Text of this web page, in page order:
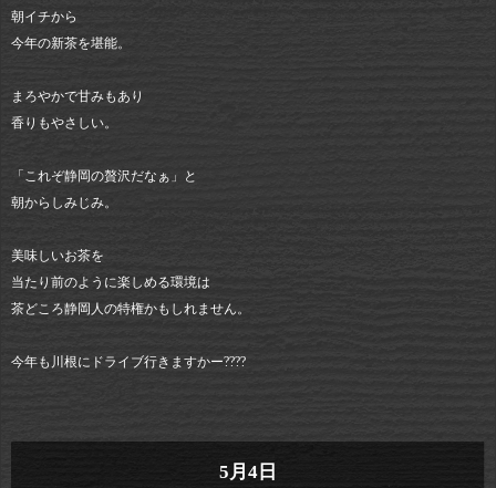
朝イチから
今年の新茶を堪能。
まろやかで甘みもあり
香りもやさしい。
「これぞ静岡の贅沢だなぁ」と
朝からしみじみ。
美味しいお茶を
当たり前のように楽しめる環境は
茶どころ静岡人の特権かもしれません。
今年も川根にドライブ行きますかー????
5月4日